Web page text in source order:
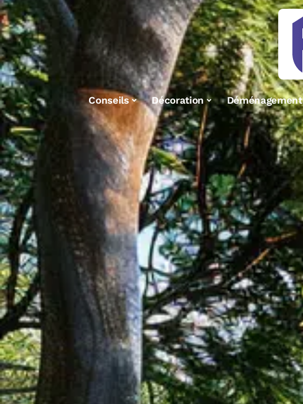
Conseils Décoration Déménagement